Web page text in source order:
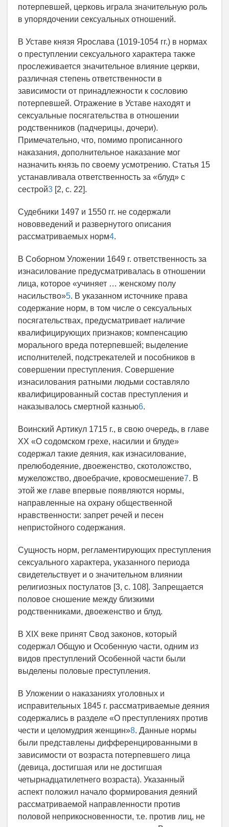
потерпевшей, церковь играла значительную роль
в упорядочении сексуальных отношений.
В Уставе князя Ярослава (1019-1054 гг.) в нормах
о преступлении сексуального характера также
прослеживается значительное влияние церкви,
различная степень ответственности в
зависимости от принадлежности к сословию
потерпевшей. Отражение в Уставе находят и
сексуальные посягательства в отношении
родственников (падчерицы, дочери).
Примечательно, что, помимо прописанного
наказания, дополнительное наказание мог
назначить князь по своему усмотрению. Статья 15
устанавливала ответственность за «блуд» с
сестрой3 [2, с. 22].
Судебники 1497 и 1550 гг. не содержали
нововведений и развернутого описания
рассматриваемых норм4.
В Соборном Уложении 1649 г. ответственность за
изнасилование предусматривалась в отношении
лица, которое «учиняет … женскому полу
насильство»5. В указанном источнике права
содержание норм, в том числе о сексуальных
посягательствах, предусматривает наличие
квалифицирующих признаков; компенсацию
морального вреда потерпевшей; выделение
исполнителей, подстрекателей и пособников в
совершении преступления. Совершение
изнасилования ратными людьми составляло
квалифицированный состав преступления и
наказывалось смертной казнью6.
Воинский Артикул 1715 г., в свою очередь, в главе
XX «О содомском грехе, насилии и блуде»
содержал такие деяния, как изнасилование,
прелюбодеяние, двоеженство, скотоложство,
мужеложство, двоебрачие, кровосмешение7. В
этой же главе впервые появляются нормы,
направленные на охрану общественной
нравственности: запрет речей и песен
непристойного содержания.
Сущность норм, регламентирующих преступления
сексуального характера, указанного периода
свидетельствует и о значительном влиянии
религиозных постулатов [3, с. 108]. Запрещается
половое сношение между близкими
родственниками, двоеженство и блуд.
В XIX веке принят Свод законов, который
содержал Общую и Особенную части, одним из
видов преступлений Особенной части были
выделены половые преступления.
В Уложении о наказаниях уголовных и
исправительных 1845 г. рассматриваемые деяния
содержались в разделе «О преступлениях против
чести и целомудрия женщин»8. Данные нормы
были представлены дифференцированными в
зависимости от возраста потерпевшего лица
(девица, достигшая или не достигшая
четырнадцатилетнего возраста). Указанный
аспект положил начало формирования деяний
рассматриваемой направленности против
половой неприкосновенности, т.е. против лиц, не